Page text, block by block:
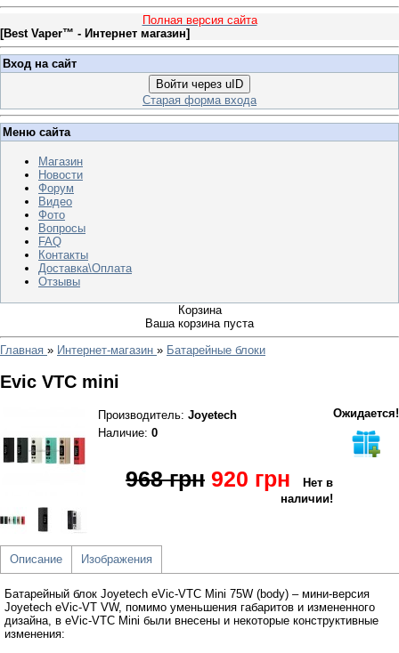
Полная версия сайта
[Best Vaper™ - Интернет магазин]
Вход на сайт
Войти через uID
Старая форма входа
Меню сайта
Магазин
Новости
Форум
Видео
Фото
Вопросы
FAQ
Контакты
Доставка\Оплата
Отзывы
Корзина
Ваша корзина пуста
Главная » Интернет-магазин » Батарейные блоки
Evic VTC mini
Производитель: Joyetech
Наличие: 0
Ожидается!
968 грн 920 грн
Нет в
наличии!
Описание Изображения
Батарейный блок Joyetech eVic-VTС Mini 75W (body) – мини-версия
Joyetech eVic-VT VW, помимо уменьшения габаритов и измененного
дизайна, в eVic-VTС Mini были внесены и некоторые конструктивные
изменения: